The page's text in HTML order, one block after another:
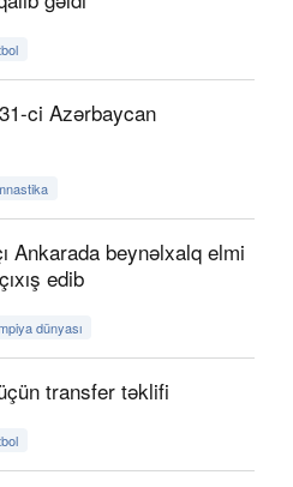
ci Azərbaycan
Ankarada beynəlxalq elmi
edib
dünyası
transfer təklifi